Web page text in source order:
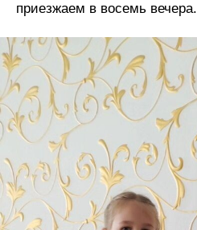
приезжаем в восемь вечера.